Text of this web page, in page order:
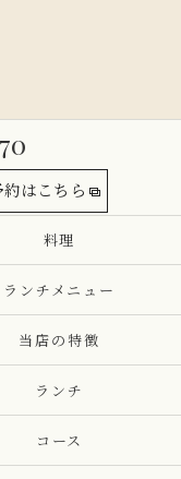
約はこちら
料理
ランチメニュー
当店の特徴
ランチ
コース